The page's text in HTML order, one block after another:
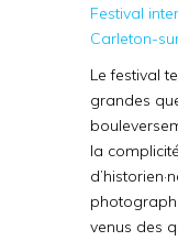
Festival
Carleton-
Le festival
grandes
la
venus des